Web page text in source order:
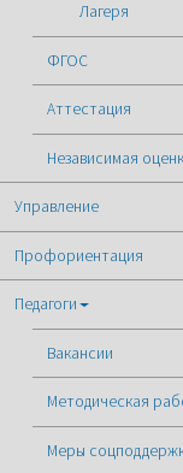
Лагеря
ФГОС
Аттестация
Независимая
Управление
Профориентация
Педагоги
Вакансии
Методическая
Меры